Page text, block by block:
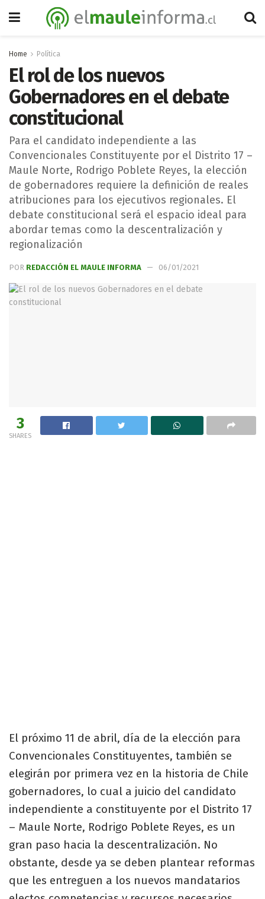
Home Política
El rol de los nuevos
Gobernadores en el debate
constitucional
Para el candidato independiente a las
Convencionales Constituyente por el Distrito 17 –
Maule Norte, Rodrigo Poblete Reyes, la elección
de gobernadores requiere la definición de reales
atribuciones para los ejecutivos regionales. El
debate constitucional será el espacio ideal para
abordar temas como la descentralización y
regionalización
POR REDACCIÓN EL MAULE INFORMA 06/01/2021
3
SHARES
El próximo 11 de abril, día de la elección para
Convencionales Constituyentes, también se
elegirán por primera vez en la historia de Chile
gobernadores, lo cual a juicio del candidato
independiente a constituyente por el Distrito 17
– Maule Norte, Rodrigo Poblete Reyes, es un
gran paso hacia la descentralización. No
obstante, desde ya se deben plantear reformas
que les entreguen a los nuevos mandatarios